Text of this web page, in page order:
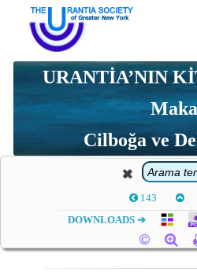
URANTİA’NIN
Cilboğa ve
143
DOWNLOADS ➔